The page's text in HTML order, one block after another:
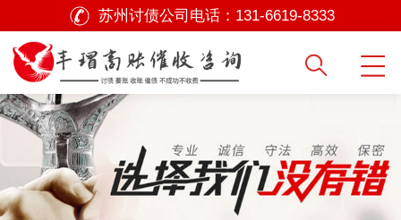
苏州讨债公司电话： 131-6619-8333